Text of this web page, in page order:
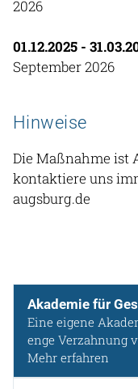
2026
01.12.2025 -
September 2026
Hinweise
Die Maßnahme ist
kontaktiere uns
augsburg.de
Akademie für
Eine eigene
enge Verzahnung
Mehr erfahren